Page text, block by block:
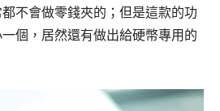
不會做零錢夾的；但是這款的功
個，居然還有做出給硬幣專用的